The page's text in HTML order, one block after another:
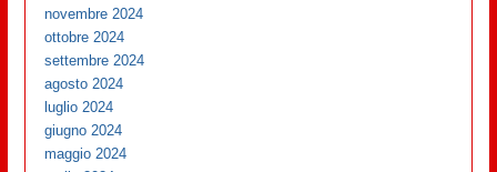
novembre 2024
ottobre 2024
settembre 2024
agosto 2024
luglio 2024
giugno 2024
maggio 2024